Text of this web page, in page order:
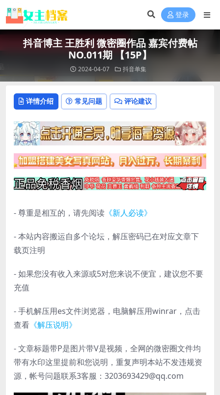
登录
抖音博主 王胜利 微密圈作品 嘉宾付费帖
NO.011期 【15P】
2024-04-07 抖音单集
详情介绍 常见问题 评论建议
- 尊重是相互的，请先阅读 《新人必读》
- 本站内容搬运自多个论坛，解压密码已在对应文章下
载页注明
- 如果您没有收入来源或5对您来说不便宜，建议您不要
充值
- 手机解压用es文件浏览器，电脑解压用winrar，点击
查看 《解压说明》
- 文章标题带P是图片带V是视频，全网的微密圈文件均
带有水印这里提前和您说明，重复声明本站不发违规资
源，帐号问题联系3客服：3203693429@qq.com